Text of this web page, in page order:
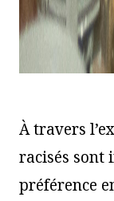
À travers
racisés sont
préférence